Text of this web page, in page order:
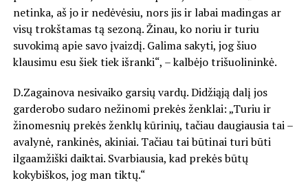
netinka, aš jo ir nedėvėsiu, nors jis ir labai madingas ar
visų trokštamas tą sezoną. Žinau, ko noriu ir turiu
suvokimą apie savo įvaizdį. Galima sakyti, jog šiuo
klausimu esu šiek tiek išranki“, – kalbėjo trišuolininkė.
D.Zagainova nesivaiko garsių vardų. Didžiąją dalį jos
garderobo sudaro nežinomi prekės ženklai: „Turiu ir
žinomesnių prekės ženklų kūrinių, tačiau daugiausia tai –
avalynė, rankinės, akiniai. Tačiau tai būtinai turi būti
ilgaamžiški daiktai. Svarbiausia, kad prekės būtų
kokybiškos, jog man tiktų.“